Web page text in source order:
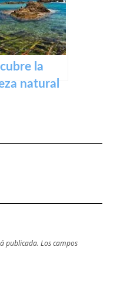
la
natural
publicada. Los campos